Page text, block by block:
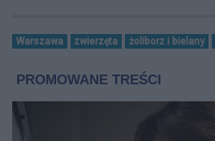
Warszawa zwierzęta żoliborz i bielany